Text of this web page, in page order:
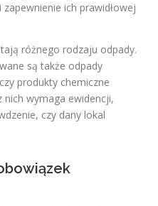
ich prawidłowej
różnego rodzaju odpady.
są także odpady
produkty chemiczne
nich wymaga ewidencji,
czy dany lokal